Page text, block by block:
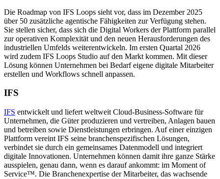
Die Roadmap von IFS Loops sieht vor, dass im Dezember 2025
über 50 zusätzliche agentische Fähigkeiten zur Verfügung stehen.
Sie stellen sicher, dass sich die Digital Workers der Plattform parallel
zur operativen Komplexität und den neuen Herausforderungen des
industriellen Umfelds weiterentwickeln. Im ersten Quartal 2026
wird zudem IFS Loops Studio auf den Markt kommen. Mit dieser
Lösung können Unternehmen bei Bedarf eigene digitale Mitarbeiter
erstellen und Workflows schnell anpassen.
IFS
IFS entwickelt und liefert weltweit Cloud-Business-Software für
Unternehmen, die Güter produzieren und vertreiben, Anlagen bauen
und betreiben sowie Dienstleistungen erbringen. Auf einer einzigen
Plattform vereint IFS seine branchenspezifischen Lösungen,
verbindet sie durch ein gemeinsames Datenmodell und integriert
digitale Innovationen. Unternehmen können damit ihre ganze Stärke
ausspielen, genau dann, wenn es darauf ankommt: im Moment of
Service™. Die Branchenexpertise der Mitarbeiter, das wachsende